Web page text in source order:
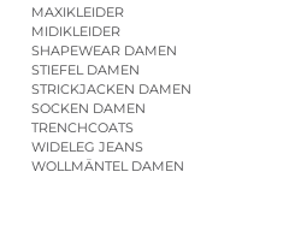
MAXIKLEIDER
MIDIKLEIDER
SHAPEWEAR DAMEN
STIEFEL DAMEN
STRICKJACKEN DAMEN
SOCKEN DAMEN
TRENCHCOATS
WIDELEG JEANS
WOLLMÄNTEL DAMEN